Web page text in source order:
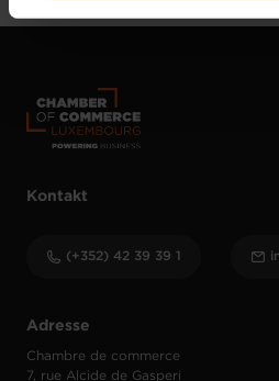
vos données personnelles,
Adresse
Chambre de commerce
7, rue Alcide de Gasperi
Kontakt
(+352) 42 39 39 1